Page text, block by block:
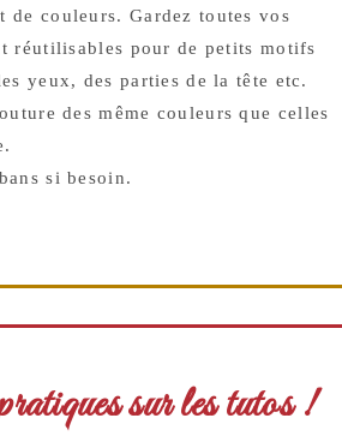
de couleurs. Gardez toutes vos
réutilisables pour de petits motifs
yeux, des parties de la tête etc.
des même couleurs que celles
si besoin.
sur les tutos !